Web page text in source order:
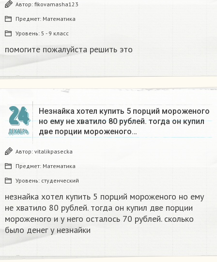
Автор: fikovamasha123
Предмет: Математика
Уровень: 5 - 9 класс
помогите пожалуйста решить это
24
ДЕКАБРЬ
Незнайка хотел купить 5 порций мороженого
но ему не хватило 80 рублей. тогда он купил
две порции мороженого…
Автор: vitalikpasecka
Предмет: Математика
Уровень: студенческий
незнайка хотел купить 5 порций мороженого но ему
не хватило 80 рублей. тогда он купил две порции
мороженого и у него осталось 70 рублей. сколько
было денег у незнайки